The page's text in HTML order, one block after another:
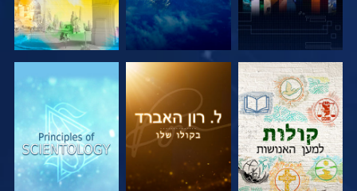
בדוק את הסדרה בדוק את הסדרה בדוק את הסדרה